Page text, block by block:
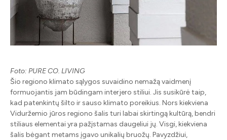
Foto: PURE CO. LIVING
Šio regiono klimato sąlygos suvaidino nemažą vaidmenį
formuojantis jam būdingam interjero stiliui. Jis susikūrė taip,
kad patenkintų šilto ir sauso klimato poreikius. Nors kiekviena
Viduržemio jūros regiono šalis turi labai skirtingą kultūrą, bendri
stiliaus elementai yra pažįstamas daugeliui jų. Visgi, kiekviena
šalis bėgant metams įgavo unikalių bruožų. Pavyzdžiui,